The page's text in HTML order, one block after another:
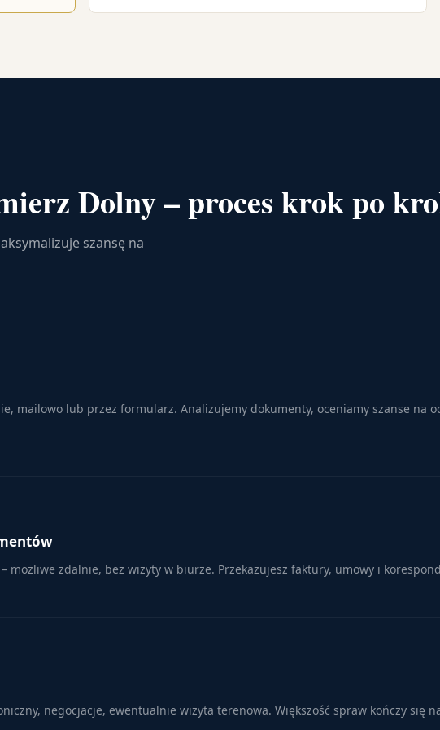
Dolny – proces krok po
szansę na
mailowo lub przez formularz. Analizujemy dokumenty, oceniamy szanse na
możliwe zdalnie, bez wizyty w biurze. Przekazujesz faktury, umowy i
negocjacje, ewentualnie wizyta terenowa. Większość spraw kończy się